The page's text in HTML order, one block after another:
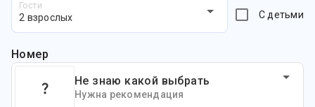
Гости
2 взрослых С детьми
Номер
Не знаю какой выбрать
Нужна рекомендация